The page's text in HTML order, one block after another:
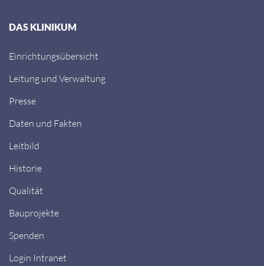
DAS KLINIKUM
Einrichtungsübersicht
Leitung und Verwaltung
Presse
Daten und Fakten
Leitbild
Historie
Qualität
Bauprojekte
Spenden
Login Intranet